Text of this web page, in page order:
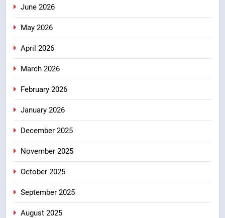
7
June 2026
May 2026
April 2026
March 2026
February 2026
January 2026
December 2025
November 2025
October 2025
September 2025
August 2025